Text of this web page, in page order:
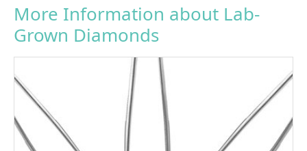
More Information about Lab-
Grown Diamonds